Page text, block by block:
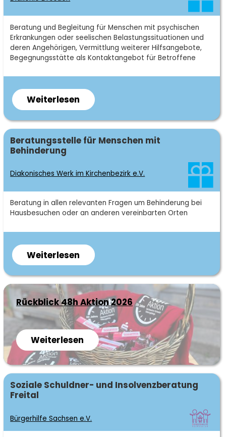
Kurzbeschreibung
Beratung und Begleitung für Menschen mit psychischen
Erkrankungen oder seelischen Belastungssituationen und
deren Angehörigen, Vermittlung weiterer Hilfsangebote,
Begegnungsstätte als Kontaktangebot für Betroffene
Weiterlesen über
Diakonie
Dresden
Fachgebiet
Beratungsstelle für Menschen mit
Behinderung
Diakonisches Werk im Kirchenbezirk e.V.
Kurzbeschreibung
Beratung in allen relevanten Fragen um Behinderung bei
Hausbesuchen oder an anderen vereinbarten Orten
Weiterlesen über
Diakonisches
Werk
im
Kirchenbezirk
e.V.
Rückblick 48h Aktion 2026
Weiterlesen über
Rückblick
48h
Aktion
Fachgebiet
Soziale Schuldner- und Insolvenzberatung
Freital
Bürgerhilfe Sachsen e.V.